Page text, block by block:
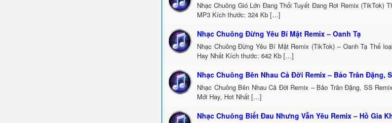
Nhạc Chuông Gió Lớn Đang Thổi Tuyết Đang Rơi Remix (TikTok)
MP3 Kích thước: 324 Kb […]
Nhạc Chuông Đừng Yêu Bí Mật Remix – Oanh Tạ
Nhạc Chuông Đừng Yêu Bí Mật Remix (TikTok) – Oanh Tạ Thể
Hay Nhất Kích thước: 642 Kb […]
Nhạc Chuông Bên Nhau Cả Đời Remix – Bảo Trân Đặng,
Nhạc Chuông Bên Nhau Cả Đời Remix – Bảo Trân Đặng, SS
Mới Hay, Hot Nhất […]
Nhạc Chuông Biết Đau Nhưng Vẫn Yêu Remix – Hồ Gia